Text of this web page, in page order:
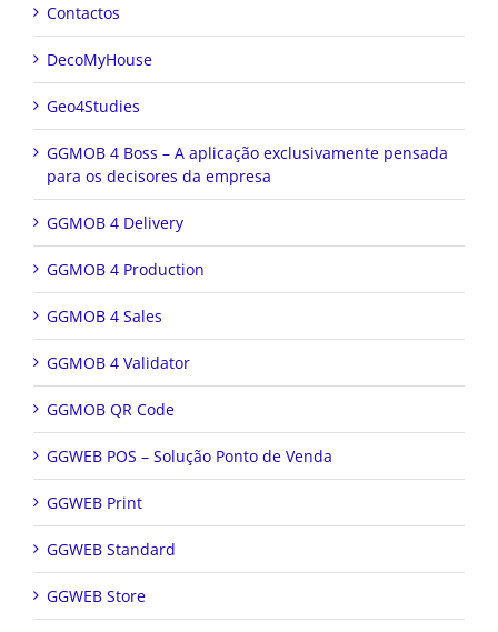
Contactos
DecoMyHouse
Geo4Studies
GGMOB 4 Boss – A aplicação exclusivamente pensada
para os decisores da empresa
GGMOB 4 Delivery
GGMOB 4 Production
GGMOB 4 Sales
GGMOB 4 Validator
GGMOB QR Code
GGWEB POS – Solução Ponto de Venda
GGWEB Print
GGWEB Standard
GGWEB Store